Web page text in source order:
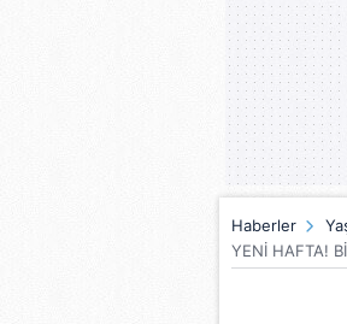
Haberler
YENİ HAFTA!